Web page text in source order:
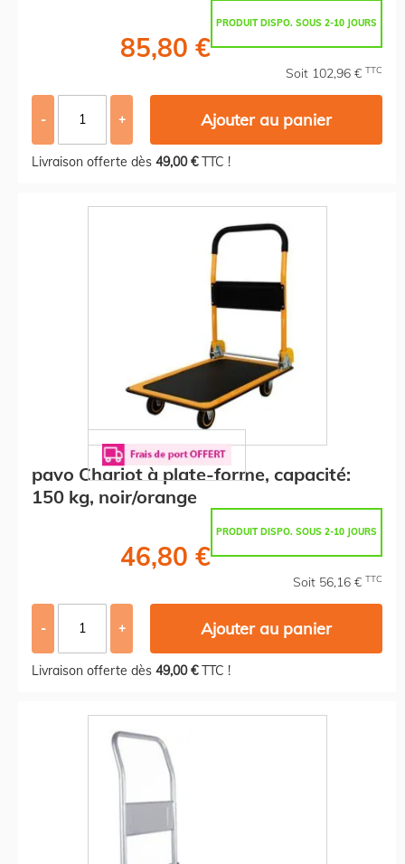
PRODUIT DISPO. SOUS 2-10 JOURS
85,80 €
Soit 102,96 € TTC
- + Ajouter au panier
Livraison offerte dès 49,00 €TTC !
pavo Chariot à plate-forme, capacité:
150 kg, noir/orange
PRODUIT DISPO. SOUS 2-10 JOURS
46,80 €
Soit 56,16 € TTC
- + Ajouter au panier
Livraison offerte dès 49,00 €TTC !